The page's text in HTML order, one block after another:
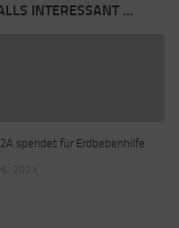
INTERESSANT …
spendet für Erdbebenhilfe